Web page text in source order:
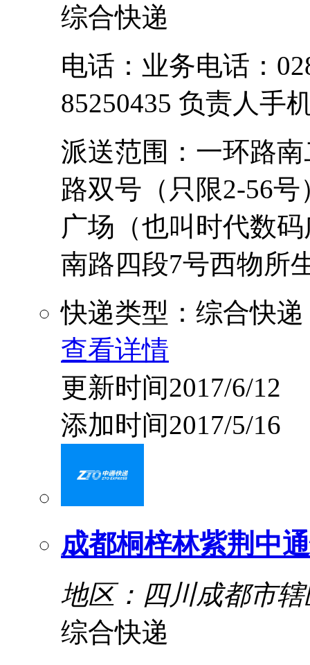
综合快递
电话：业务电话：
85250435 负责人手
派送范围：一环路
路双号（只限2-56
广场（也叫时代数
南路四段7号西物所
快递类型：综合快递
查看详情
更新时间2017/6/12
添加时间2017/5/16
成都桐梓林紫荆中
地区：四川成都市辖
综合快递